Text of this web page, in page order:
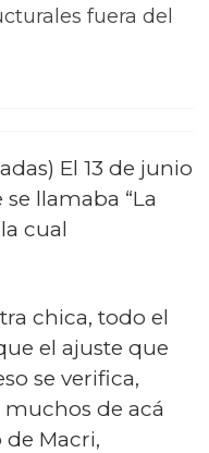
fuera del
El 13 de junio
llamaba “La
cual
chica, todo el
el ajuste que
se verifica,
de acá
Macri,